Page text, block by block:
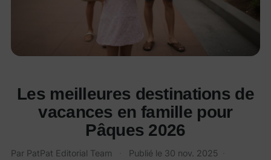
Les meilleures destinations de
vacances en famille pour
Pâques 2026
Par PatPat Editorial Team Publié le 30 nov. 2025